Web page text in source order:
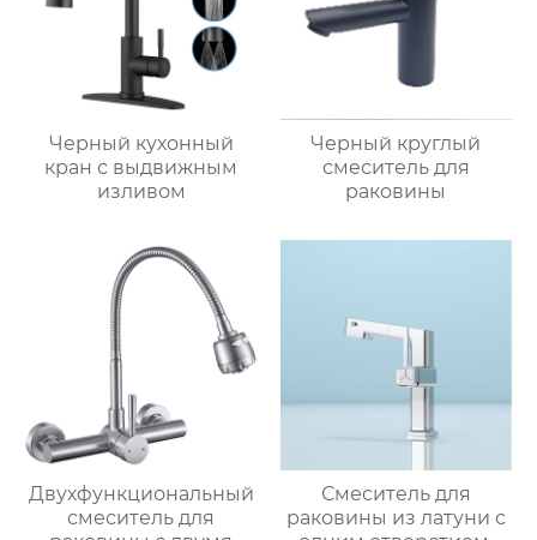
Черный кухонный
кран с выдвижным
изливом
Черный круглый
смеситель для
раковины
Двухфункциональный
смеситель для
Смеситель для
раковины из латуни с